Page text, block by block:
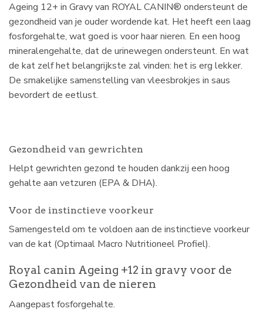
Ageing 12+ in Gravy van ROYAL CANIN® ondersteunt de
gezondheid van je ouder wordende kat. Het heeft een laag
fosforgehalte, wat goed is voor haar nieren. En een hoog
mineralengehalte, dat de urinewegen ondersteunt. En wat
de kat zelf het belangrijkste zal vinden: het is erg lekker.
De smakelijke samenstelling van vleesbrokjes in saus
bevordert de eetlust.
Gezondheid van gewrichten
Helpt gewrichten gezond te houden dankzij een hoog
gehalte aan vetzuren (EPA & DHA).
Voor de instinctieve voorkeur
Samengesteld om te voldoen aan de instinctieve voorkeur
van de kat (Optimaal Macro Nutritioneel Profiel).
Royal canin Ageing +12 in gravy voor de
Gezondheid van de nieren
Aangepast fosforgehalte.